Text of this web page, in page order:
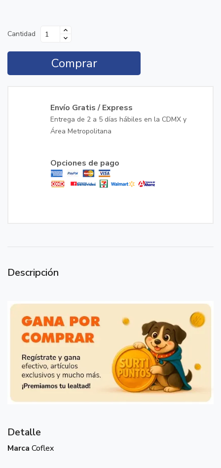
Cantidad
Comprar
Envío Gratis / Express
Entrega de 2 a 5 días hábiles en la CDMX y
Área Metropolitana
Opciones de pago
Descripción
Detalle
Marca Coflex